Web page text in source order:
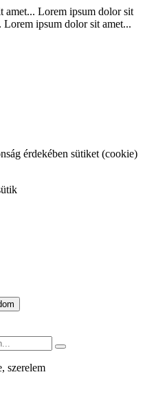
amet... Lorem ipsum dolor sit
ipsum dolor sit amet...
érdekében sütiket (cookie)
szerelem